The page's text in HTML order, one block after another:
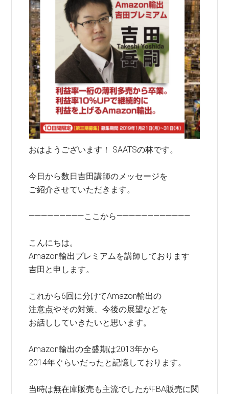
おはようございます！ SAATSの林です。
今日から数日吉田講師のメッセージを
ご紹介させていただきます。
—————————ここから————————————
こんにちは。
Amazon輸出プレミアムを講師しております
吉田と申します。
これから6回に分けてAmazon輸出の
注意点やその対策、今後の展望などを
お話ししていきたいと思います。
Amazon輸出の全盛期は2013年から
2014年ぐらいだったと記憶しております。
当時は無在庫販売も主流でしたがFBA販売に関